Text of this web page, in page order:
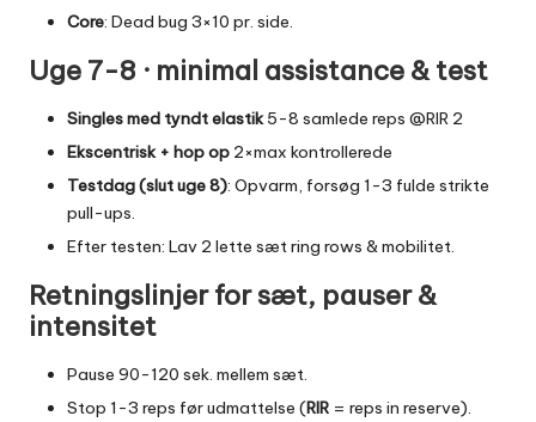
Core: Dead bug 3×10 pr. side.
Uge 7-8 · minimal assistance & test
Singles med tyndt elastik5-8 samlede reps @RIR 2
Ekscentrisk + hop op 2×max kontrollerede
Testdag (slut uge 8): Opvarm, forsøg 1-3 fulde strikte
pull-ups.
Efter testen: Lav 2 lette sæt ring rows & mobilitet.
Retningslinjer for sæt, pauser &
intensitet
Pause 90-120 sek. mellem sæt.
Stop 1-3 reps før udmattelse (RIR = reps in reserve).